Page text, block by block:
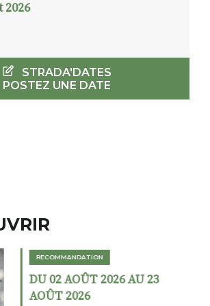
2026
STRADA'DATES
POSTEZ UNE DATE
RECOMMANDATION
DU 02 AOÛT 2026 AU 23
AOÛT 2026